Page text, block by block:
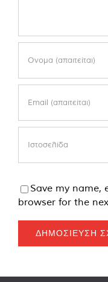
Save my name,
browser for the